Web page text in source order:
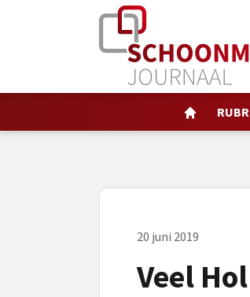
20 juni 2019
Veel